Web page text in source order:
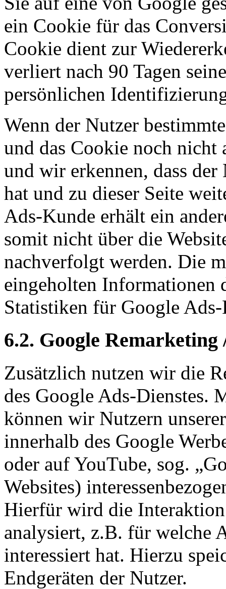
ein Cookie für das
Cookie dient zur
verliert nach 90 Tagen
persönlichen
Wenn der Nutzer
und das Cookie noch nicht
und wir erkennen, dass
hat und zu dieser Seite
Ads-Kunde erhält ein
somit nicht über die
nachverfolgt werden. Die
eingeholten Informationen
Statistiken für Google
6.2. Google
Zusätzlich nutzen wir die
des Google Ads-Dienstes.
können wir Nutzern
innerhalb des Google
oder auf YouTube, sog.
Websites)
Hierfür wird die
analysiert, z.B. für welche
interessiert hat. Hierzu
Endgeräten der Nutzer.